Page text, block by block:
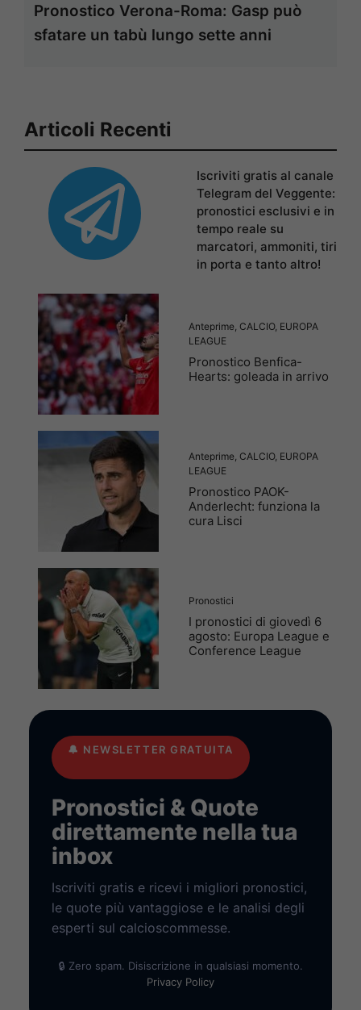
Pronostico Verona-Roma: Gasp può
sfatare un tabù lungo sette anni
Articoli Recenti
Iscriviti gratis al canale
Telegram del Veggente:
pronostici esclusivi e in
tempo reale su
marcatori, ammoniti, tiri
in porta e tanto altro!
Anteprime, CALCIO, EUROPA
LEAGUE
Pronostico Benfica-
Hearts: goleada in arrivo
Anteprime, CALCIO, EUROPA
LEAGUE
Pronostico PAOK-
Anderlecht: funziona la
cura Lisci
Pronostici
I pronostici di giovedì 6
agosto: Europa League e
Conference League
🔔 NEWSLETTER GRATUITA
Pronostici & Quote
direttamente nella tua
inbox
Iscriviti gratis e ricevi i migliori pronostici,
le quote più vantaggiose e le analisi degli
esperti sul calcioscommesse.
🔒 Zero spam. Disiscrizione in qualsiasi momento.
Privacy Policy